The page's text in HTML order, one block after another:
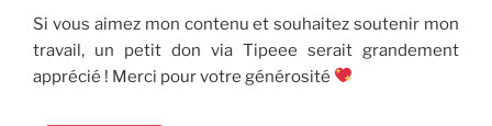
Si vous aimez mon contenu et souhaitez soutenir mon
travail, un petit don via Tipeee serait grandement
apprécié ! Merci pour votre générosité